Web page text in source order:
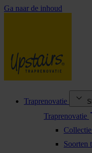
Ga naar de inhoud
Traprenovatie
Traprenovatie
Collectie
Soorten